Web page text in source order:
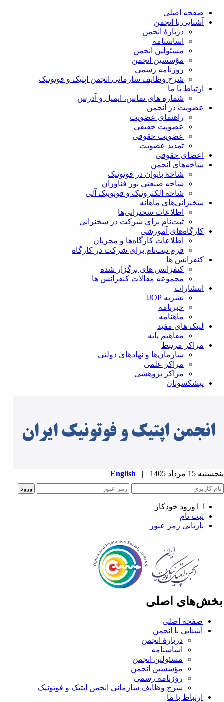
صفحه اصلی
آشنایی با انجمن
دربارۀ انجمن
اساسنامه
مسئولین انجمن
مؤسسین انجمن
روزنامه رسمی
شرح وظایف سازمانی انجمن اپتیک و فوتونیک
ارتباط با ما
شماره های تماس، ایمیل و آدرس
عضویت در انجمن
راهنمای عضویت
عضویت حقیقی
عضویت حقوقی
تمدید عضویت
اعضای حقوقی
شاخه‌های انجمن
شاخۀ بانوان در فوتونیک
شاخه صنعتی نور فناوران
شاخه‌ الکترونیک و فوتونیک آلی
سخنرانی‌های ماهانه
اطلاعات سخنرانی‌‌ها
ثبت‌نام برای شرکت در سخنرانی
کارگاه‌های آموزشی
اطلاعات کارگاه‌ها و مجریان
فرم ثبت‌نام برای شرکت در کارگاه
کنفرانس ها
کنفرانس های برگزار شده
مجموعه مقالات کنفرانس ها
انتشارات
نشریه IJOP
خبرنامه
ماهنامه
لینک های مفید
مفاهیم پایه
مراکز مرتبط
سازمان‌ها و نهادهای دولتی
مراکز علمی
مراکز پژوهشی
پیشکسوتان
15 مرداد 1405 |
English
ورود خودکار
ثبت نام
بازیابی رمز عبور
اصلی
صفحه اصلی
آشنایی با انجمن
دربارۀ انجمن
اساسنامه
مسئولین انجمن
مؤسسین انجمن
روزنامه رسمی
شرح وظایف سازمانی انجمن اپتیک و فوتونیک
ارتباط با ما